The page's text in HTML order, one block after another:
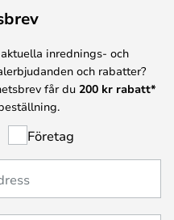
inrednings- och
och rabatter?
får du 200 kr rabatt*
Företag